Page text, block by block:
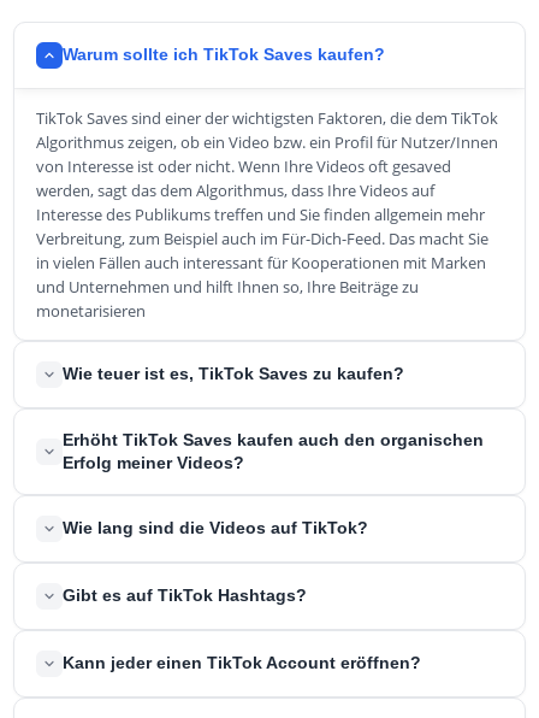
Warum sollte ich TikTok Saves kaufen?
TikTok Saves sind einer der wichtigsten Faktoren, die dem TikTok
Algorithmus zeigen, ob ein Video bzw. ein Profil für Nutzer/Innen
von Interesse ist oder nicht. Wenn Ihre Videos oft gesaved
werden, sagt das dem Algorithmus, dass Ihre Videos auf
Interesse des Publikums treffen und Sie finden allgemein mehr
Verbreitung, zum Beispiel auch im Für-Dich-Feed. Das macht Sie
in vielen Fällen auch interessant für Kooperationen mit Marken
und Unternehmen und hilft Ihnen so, Ihre Beiträge zu
monetarisieren
Wie teuer ist es, TikTok Saves zu kaufen?
Die Kosten richten sich nach der Menge der Saves, die Sie kaufen
möchten. 50 Saves können Sie schon für 0,39 Euro kaufen, eine
auf lange Sicht sehr gewinnbringend auswirken.
Erhöht TikTok Saves kaufen auch den organischen
Erfolg meiner Videos?
Ja, in vielen Fällen belohnt Sie der Algorithmus dafür, dass Ihre
Videos mehr gesaved wird, sondern hilft Ihrem ganzen Profil zu
Wie lang sind die Videos auf TikTok?
Einzelne Videos können nicht länger sein als 15 Sekunden. Es ist
Zusammenschnitt der Videos darf 60 Sekunden nicht
Gibt es auf TikTok Hashtags?
Ja, auch auf TikTok werden Hashtags genutzt und sind sogar
Kann jeder einen TikTok Account eröffnen?